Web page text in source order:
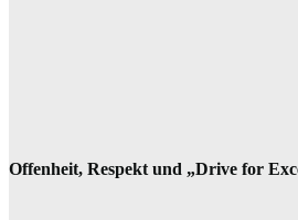
Offenheit, Respekt und „Drive for